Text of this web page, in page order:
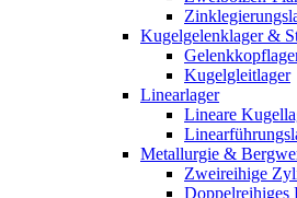
Kugelgelenklager &
Kugelgleitlager
Linearlager
Lineare
Metallurgie &
Zweireihige
Doppelreihiges